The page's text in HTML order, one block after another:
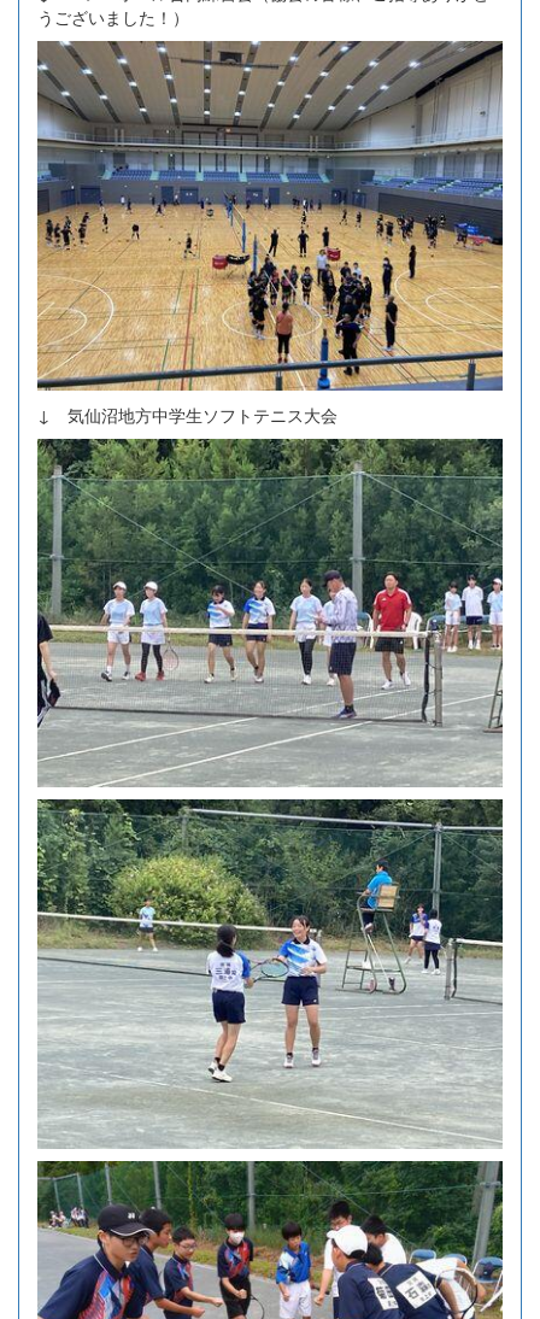
うございました！）
↓ 気仙沼地方中学生ソフトテニス大会